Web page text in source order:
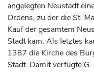
angelegten Neustadt
Ordens, zu der die St.
Kauf der gesamtem
Stadt kam. Als letztes
1387 die Kirche des
Stadt. Damit verfügte